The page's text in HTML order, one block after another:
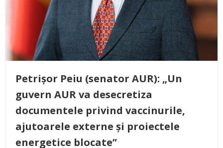
Petrișor Peiu (senator AUR): „Un
guvern AUR va desecretiza
documentele privind vaccinurile,
ajutoarele externe și proiectele
energetice blocate”